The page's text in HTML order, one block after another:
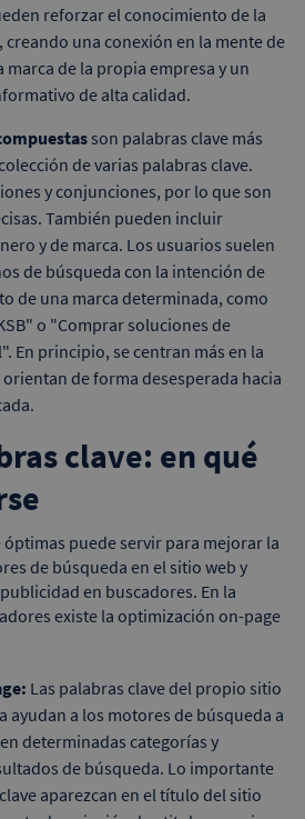
reforzar el conocimiento de la
una conexión en la mente de
de la propia empresa y un
de alta calidad.
son palabras clave más
de varias palabras clave.
y conjunciones, por lo que son
También pueden incluir
y de marca. Los usuarios suelen
de búsqueda con la intención de
de una marca determinada, como
o "Comprar soluciones de
En principio, se centran más en la
de forma desesperada hacia
clave: en qué
óptimas puede servir para mejorar la
de búsqueda en el sitio web y
en buscadores. En la
existe la optimización on-page
Las palabras clave del propio sitio
ayudan a los motores de búsqueda a
determinadas categorías y
de búsqueda. Lo importante
aparezcan en el título del sitio